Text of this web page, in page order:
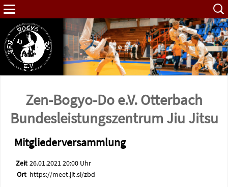
Suche
nach:
Zen-Bogyo-Do e.V. Otterbach
Bundes­leistungs­zentrum Jiu Jitsu
Mitgliederversammlung
Zeit 26.01.2021 20:00 Uhr
Ort https://meet.jit.si/zbd